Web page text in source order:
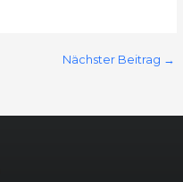
Nächster Beitrag →